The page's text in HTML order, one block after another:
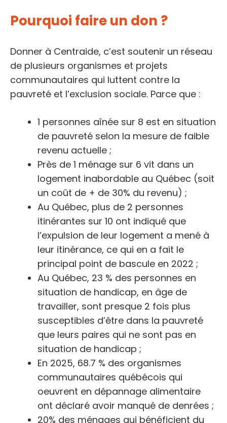
Pourquoi faire un don ?
Donner à Centraide, c’est soutenir un réseau
de plusieurs organismes et projets
communautaires qui luttent contre la
pauvreté et l’exclusion sociale. Parce que :
1 personnes aînée sur 8 est en situation
de pauvreté selon la mesure de faible
revenu actuelle ;
Près de 1 ménage sur 6 vit dans un
logement inabordable au Québec (soit
un coût de + de 30% du revenu) ;
Au Québec, plus de 2 personnes
itinérantes sur 10 ont indiqué que
l’expulsion de leur logement a mené à
leur itinérance, ce qui en a fait le
principal point de bascule en 2022 ;
Au Québec, 23 % des personnes en
situation de handicap, en âge de
travailler, sont presque 2 fois plus
susceptibles d’être dans la pauvreté
que leurs paires qui ne sont pas en
situation de handicap ;
En 2025, 68.7 % des organismes
communautaires québécois qui
oeuvrent en dépannage alimentaire
ont déclaré avoir manqué de denrées ;
20% des ménages qui bénéficient du